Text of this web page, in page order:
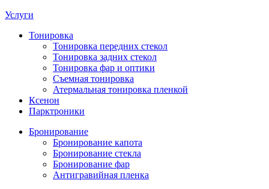
Услуги
Тонировка
Тонировка передних стекол
Тонировка задних стекол
Тонировка фар и оптики
Съемная тонировка
Атермальная тонировка пленкой
Ксенон
Парктроники
Бронирование
Бронирование капота
Бронирование стекла
Бронирование фар
Антигравийная пленка